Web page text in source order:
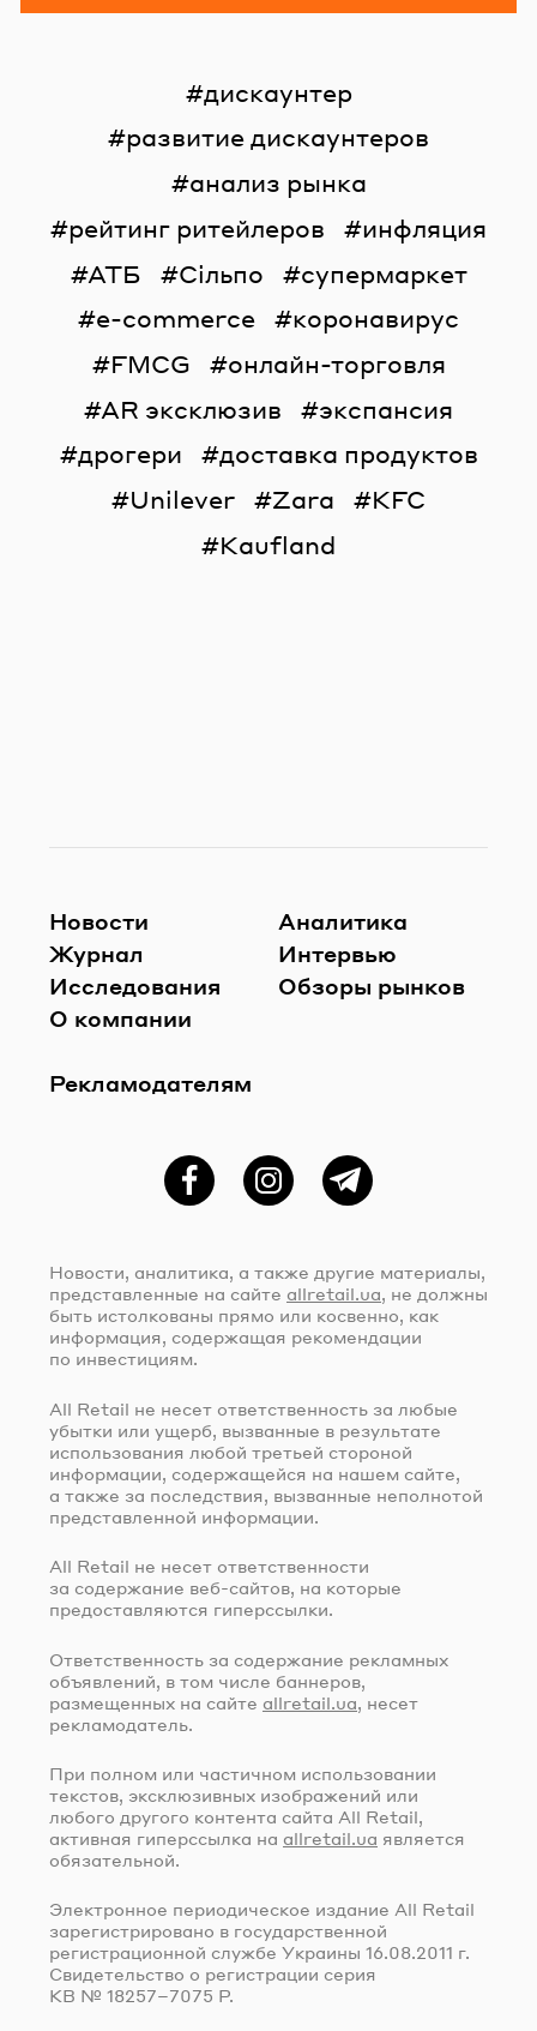
дискаунтер
развитие дискаунтеров
анализ рынка
рейтинг ритейлеров
инфляция
АТБ
Сільпо
супермаркет
e-commerce
коронавирус
FMCG
онлайн-торговля
AR эксклюзив
экспансия
дрогери
доставка продуктов
Unilever
Zara
KFC
Kaufland
Новости
Журнал
Исследования
О компании
Рекламодателям
Аналитика
Интервью
Обзоры рынков
ФейсбукInstagramTelegram
Новости, аналитика, а также другие материалы,
представленные на сайте allretail.ua, не должны
быть истолкованы прямо или косвенно, как
информация, содержащая рекомендации
по инвестициям.
All Retail не несет ответственность за любые
убытки или ущерб, вызванные в результате
использования любой третьей стороной
информации, содержащейся на нашем сайте,
а также за последствия, вызванные неполнотой
представленной информации.
All Retail не несет ответственности
за содержание веб-сайтов, на которые
предоставляются гиперссылки.
Ответственность за содержание рекламных
объявлений, в том числе баннеров,
размещенных на сайте allretail.ua, несет
рекламодатель.
При полном или частичном использовании
текстов, эксклюзивных изображений или
любого другого контента сайта All Retail,
активная гиперссылка на allretail.ua является
обязательной.
Электронное периодическое издание All Retail
зарегистрировано в государственной
регистрационной службе Украины 16.08.2011 г.
Свидетельство о регистрации серия
КВ № 18257–7075 Р.